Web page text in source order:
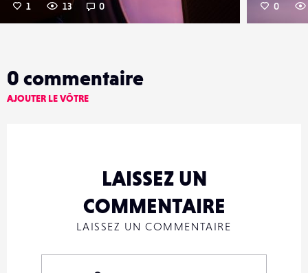
1 13 0 0
0 commentaire
AJOUTER LE VÔTRE
LAISSEZ UN
COMMENTAIRE
LAISSEZ UN COMMENTAIRE